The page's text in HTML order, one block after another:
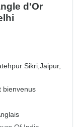
d'Or
Sikri,Jaipur,
bienvenus